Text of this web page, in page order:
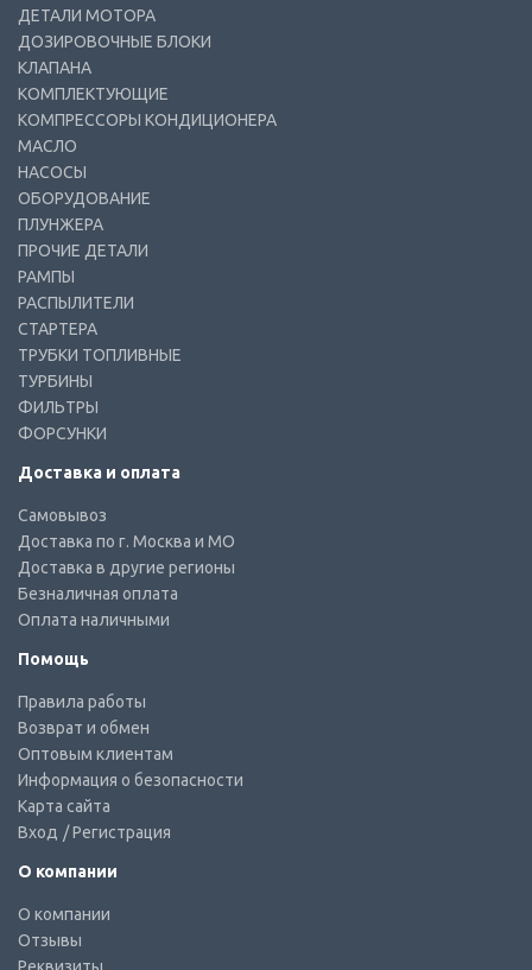
ДЕТАЛИ МОТОРА
ДОЗИРОВОЧНЫЕ БЛОКИ
КЛАПАНА
КОМПЛЕКТУЮЩИЕ
КОМПРЕССОРЫ КОНДИЦИОНЕРА
МАСЛО
НАСОСЫ
ОБОРУДОВАНИЕ
ПЛУНЖЕРА
ПРОЧИЕ ДЕТАЛИ
РАМПЫ
РАСПЫЛИТЕЛИ
СТАРТЕРА
ТРУБКИ ТОПЛИВНЫЕ
ТУРБИНЫ
ФИЛЬТРЫ
ФОРСУНКИ
Доставка и оплата
Самовывоз
Доставка по г. Москва и МО
Доставка в другие регионы
Безналичная оплата
Оплата наличными
Помощь
Правила работы
Возврат и обмен
Оптовым клиентам
Информация о безопасности
Карта сайта
Вход / Регистрация
О компании
О компании
Отзывы